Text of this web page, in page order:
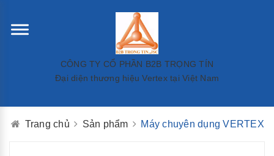
CÔNG TY CỔ PHẦN B2B TRỌNG TÍN
Đại diện thương hiệu Vertex tại Việt Nam
Trang chủ Sản phẩm Máy chuyên dụng VERTEX